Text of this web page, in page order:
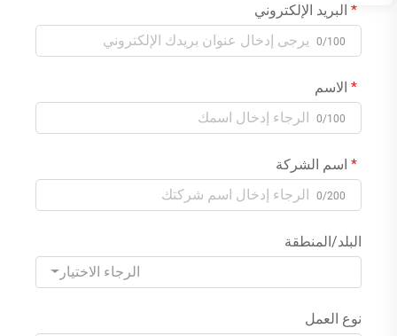
البريد الإلكتروني
0/100
الاسم
0/100
اسم الشركة
0/200
البلد/المنطقة
الرجاء الاختيار
نوع العمل